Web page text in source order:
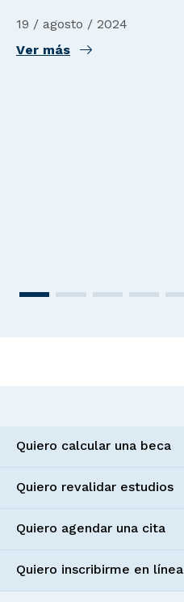
19 / agosto / 2024
Ver más
Quiero calcular una beca
Quiero revalidar estudios
Quiero agendar una cita
Quiero inscribirme en línea